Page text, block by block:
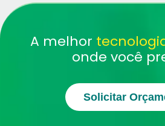
A melhor
onde você
Solicitar